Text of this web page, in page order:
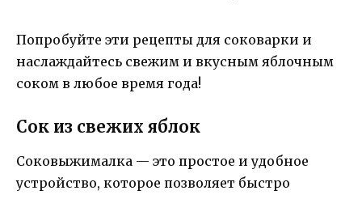
Попробуйте эти рецепты для соковарки и
наслаждайтесь свежим и вкусным яблочным
соком в любое время года!
Сок из свежих яблок
Соковыжималка — это простое и удобное
устройство, которое позволяет быстро